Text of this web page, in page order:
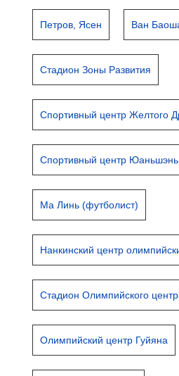
Петров, Ясен Ван
Стадион Зоны Развития
Спортивный центр Желтого
Спортивный центр Юаньшэнь
Ма Линь (футболист)
Нанкинский центр
Стадион Олимпийского
Олимпийский центр Гуйяна